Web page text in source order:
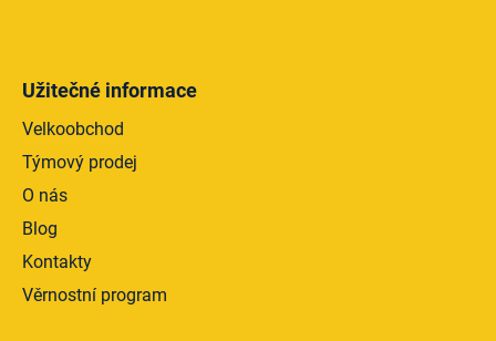
Užitečné informace
Velkoobchod
Týmový prodej
O nás
Blog
Kontakty
Věrnostní program